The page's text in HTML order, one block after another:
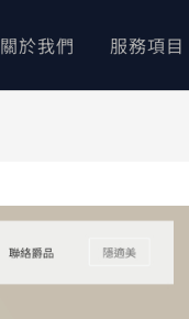
關於我們 服務項目